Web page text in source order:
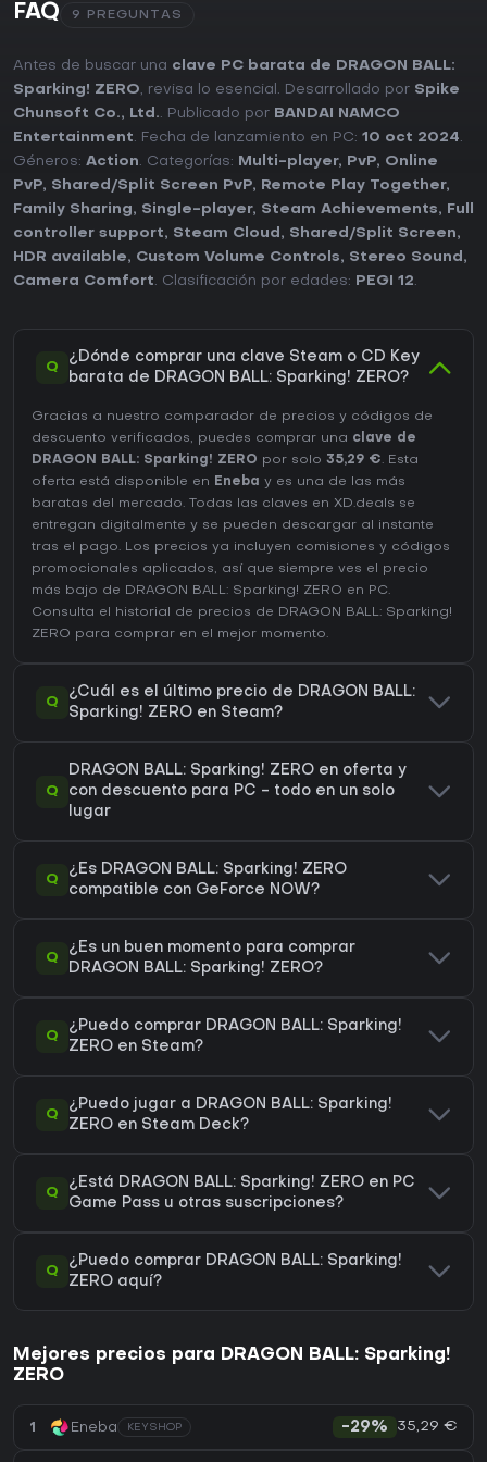
FAQ 9 PREGUNTAS
Antes de buscar una clave PC barata de DRAGON BALL:
Sparking! ZERO, revisa lo esencial. Desarrollado por Spike
Chunsoft Co., Ltd.. Publicado por BANDAI NAMCO
Entertainment. Fecha de lanzamiento en PC: 10 oct 2024.
Géneros: Action. Categorías: Multi-player, PvP, Online
PvP, Shared/Split Screen PvP, Remote Play Together,
Family Sharing, Single-player, Steam Achievements,
Full
controller support, Steam Cloud , Shared/Split Screen,
HDR available, Custom Volume Controls, Stereo Sound ,
Camera Comfort. Clasificación por edades: PEGI 12.
Q
¿Dónde comprar una clave Steam o CD Key
barata de DRAGON BALL: Sparking! ZERO?
Gracias a nuestro comparador de precios y códigos de
descuento verificados, puedes comprar una clave de
DRAGON BALL: Sparking! ZERO por solo 35,29 €. Esta
oferta está disponible en Eneba y es una de las más
baratas del mercado. Todas las claves en XD.deals se
entregan digitalmente y se pueden descargar al instante
tras el pago. Los precios ya incluyen comisiones y códigos
promocionales aplicados, así que siempre ves el precio
más bajo de DRAGON BALL: Sparking! ZERO en PC.
Consulta el
historial de precios de DRAGON BALL: Sparking!
ZERO para comprar en el mejor momento.
Q
¿Cuál es el último precio de DRAGON BALL:
Sparking! ZERO en Steam?
Q
DRAGON BALL: Sparking! ZERO en oferta y
con descuento para PC - todo en un solo
lugar
Q
¿Es DRAGON BALL: Sparking! ZERO
compatible con GeForce NOW?
Q
¿Es un buen momento para comprar
DRAGON BALL: Sparking! ZERO?
Q
¿Puedo comprar DRAGON BALL: Sparking!
ZERO en Steam?
Q
¿Puedo jugar a DRAGON BALL: Sparking!
ZERO en Steam Deck?
Q
¿Está DRAGON BALL: Sparking! ZERO en PC
Game Pass u otras suscripciones?
Q
¿Puedo comprar DRAGON BALL: Sparking!
ZERO aquí?
Mejores precios para DRAGON BALL: Sparking!
ZERO
1 Eneba KEYSHOP -29% 35,29 €